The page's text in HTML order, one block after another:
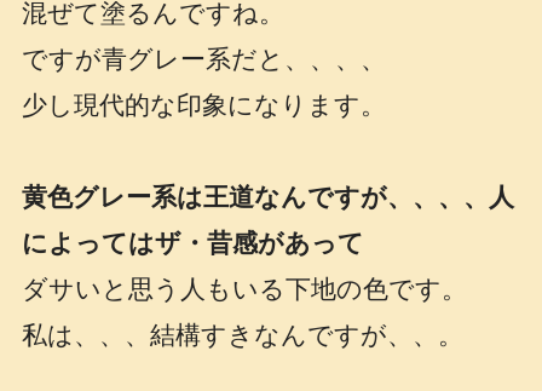
混ぜて塗るんですね。
ですが青グレー系だと、、、、
少し現代的な印象になります。
黄色グレー系は王道なんですが、、、、人
によってはザ・昔感があって
ダサいと思う人もいる下地の色です。
私は、、、結構すきなんですが、、。